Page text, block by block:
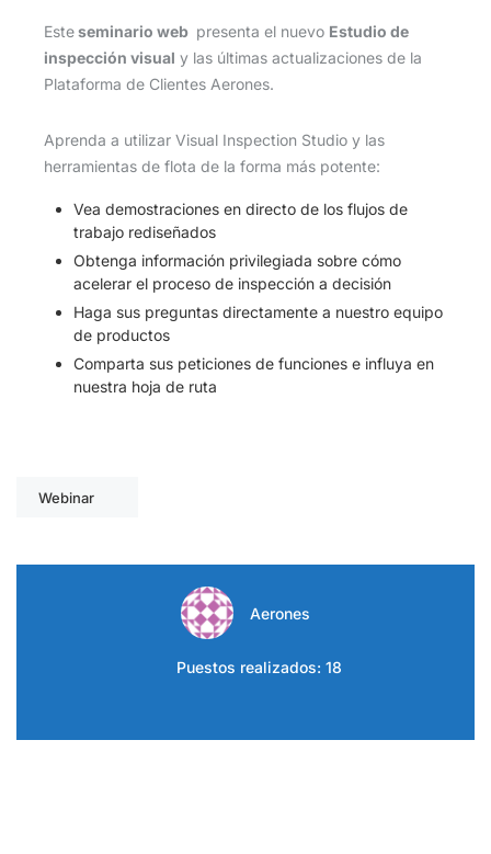
Esteseminario web presenta el nuevo Estudio de
inspección visual y las últimas actualizaciones de la
Plataforma de Clientes Aerones.
Aprenda a utilizar Visual Inspection Studio y las
herramientas de flota de la forma más potente:
Vea demostraciones en directo de los flujos de
trabajo rediseñados
Obtenga información privilegiada sobre cómo
acelerar el proceso de inspección a decisión
Haga sus preguntas directamente a nuestro equipo
de productos
Comparta sus peticiones de funciones e influya en
nuestra hoja de ruta
Webinar
Aerones
Puestos realizados: 18